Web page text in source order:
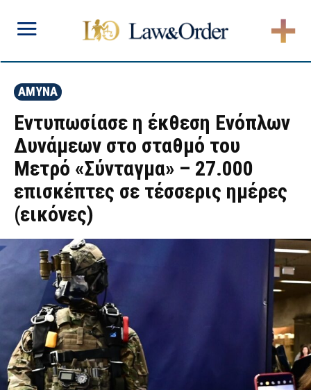
ΑΜΥΝΑ
Εντυπωσίασε η έκθεση Ενόπλων
Δυνάμεων στο σταθμό του
Μετρό «Σύνταγμα» – 27.000
επισκέπτες σε τέσσερις ημέρες
(εικόνες)